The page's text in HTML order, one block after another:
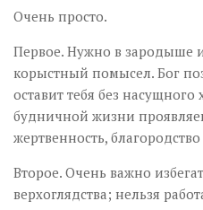
Очень просто.
Первое. Нужно в зародыше
корыстный помысел. Бог
оставит тебя без
будничной жизни
жертвенность,
Второе. Очень важно
верхоглядства; нельзя